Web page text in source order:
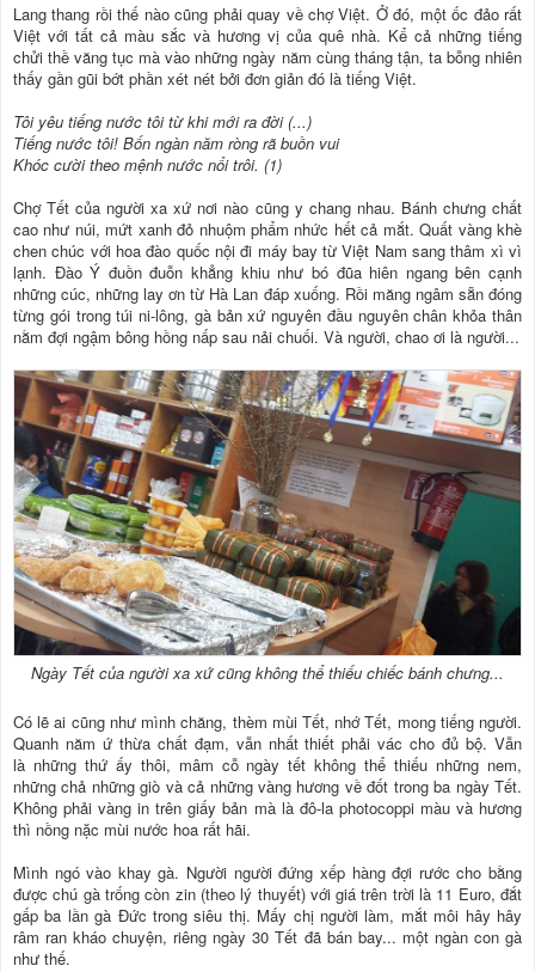
Lang thang rồi thế nào cũng phải quay về chợ Việt. Ở đó, một ốc đảo rất
Việt với tất cả màu sắc và hương vị của quê nhà. Kể cả những tiếng
chửi thề văng tục mà vào những ngày năm cùng tháng tận, ta bỗng nhiên
thấy gần gũi bớt phần xét nét bởi đơn giản đó là tiếng Việt.
Tôi yêu tiếng nước tôi từ khi mới ra đời (...)
Tiếng nước tôi! Bốn ngàn năm ròng rã buồn vui
Khóc cười theo mệnh nước nổi trôi. (1)
Chợ Tết của người xa xứ nơi nào cũng y chang nhau. Bánh chưng chất
cao như núi, mứt xanh đỏ nhuộm phẩm nhức hết cả mắt. Quất vàng khè
chen chúc với hoa đào quốc nội đi máy bay từ Việt Nam sang thâm xì vì
lạnh. Đào Ý đuồn đuỗn khẳng khiu như bó đũa hiên ngang bên cạnh
những cúc, những lay ơn từ Hà Lan đáp xuống. Rồi măng ngâm sẵn đóng
từng gói trong túi ni-lông, gà bản xứ nguyên đầu nguyên chân khỏa thân
nằm đợi ngậm bông hồng nấp sau nải chuối. Và người, chao ơi là người...
Ngày Tết của người xa xứ cũng không thể thiếu chiếc bánh chưng...
Có lẽ ai cũng như mình chăng, thèm mùi Tết, nhớ Tết, mong tiếng người.
Quanh năm ứ thừa chất đạm, vẫn nhất thiết phải vác cho đủ bộ. Vẫn
là những thứ ấy thôi, mâm cỗ ngày tết không thể thiếu những nem,
những chả những giò và cả những vàng hương về đốt trong ba ngày Tết.
Không phải vàng in trên giấy bản mà là đô-la photocoppi màu và hương
thì nồng nặc mùi nước hoa rất hãi.
Mình ngó vào khay gà. Người người đứng xếp hàng đợi rước cho bằng
được chú gà trống còn zin (theo lý thuyết) với giá trên trời là 11 Euro, đắt
gấp ba lần gà Đức trong siêu thị. Mấy chị người làm, mắt môi hây hây
râm ran kháo chuyện, riêng ngày 30 Tết đã bán bay... một ngàn con gà
như thế.